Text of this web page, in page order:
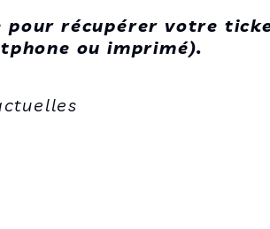
pour récupérer votre
ou imprimé).